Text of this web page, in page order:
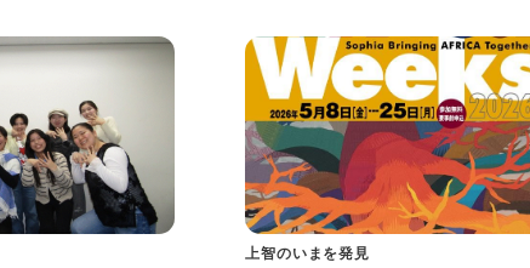
上智のいまを発見